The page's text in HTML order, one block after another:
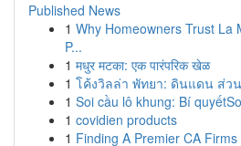
Published News
1 Why Homeowners Trust La
P...
1 मधुर मटका: एक पारंपरिक खेळ
1 โค้งวิลล่า พัทยา: ดินแดน ส่ว
1 Soi cầu lô khung: Bí
1 covidien products
1 Finding A Premier CA